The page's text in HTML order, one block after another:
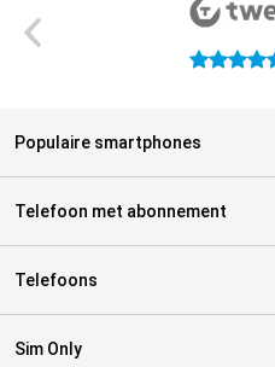
4.5 sterren
Populaire smartphones
Telefoon met abonnement
Telefoons
Sim Only